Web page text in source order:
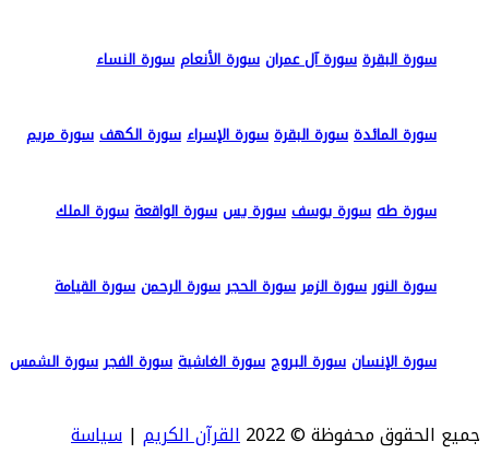
سورة البقرة سورة آل عمران سورة الأنعام سورة النساء
سورة المائدة سورة البقرة سورة الإسراء سورة الكهف سورة مريم
سورة طه سورة يوسف سورة يس سورة الواقعة سورة الملك
سورة النور سورة الزمر سورة الحجر سورة الرحمن سورة القيامة
سورة الإنسان سورة البروج سورة الغاشية سورة الفجر سورة الشمس
جميع الحقوق محفوظة © 2022 القرآن الكريم | سياسة